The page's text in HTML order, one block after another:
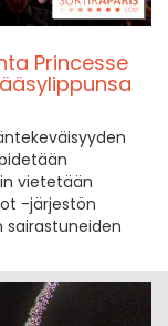
Princesse
vietetään
-järjestön
sairastuneiden